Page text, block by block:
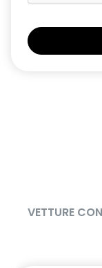
retrovisori esterni
elettricamente
sistema di
sistema di
VETTURE